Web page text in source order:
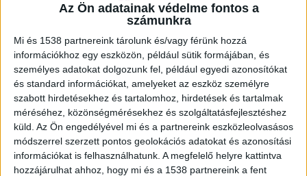
Az Ön adatainak védelme fontos a
számunkra
Mi és 1538 partnereink tárolunk és/vagy férünk hozzá
információkhoz egy eszközön, például sütik formájában, és
személyes adatokat dolgozunk fel, például egyedi azonosítókat
és standard információkat, amelyeket az eszköz személyre
szabott hirdetésekhez és tartalomhoz, hirdetések és tartalmak
méréséhez, közönségmérésekhez és szolgáltatásfejlesztéshez
küld. Az Ön engedélyével mi és a partnereink eszközleolvasásos
módszerrel szerzett pontos geolokációs adatokat és azonosítási
információkat is felhasználhatunk. A megfelelő helyre kattintva
hozzájárulhat ahhoz, hogy mi és a 1538 partnereink a fent
A legfrissebb megjelenések első kézből!
A LEGROSSZABB LÁNY
AMERIKÁBAN: SLAYYYTER ÚJ
FEJEZETET NYIT A MOCSKOS
AMERIKAI ÁLMÁBAN